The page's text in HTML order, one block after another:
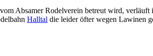
Absamer Rodelverein betreut wird,
Halltal die leider öfter wegen Lawinen